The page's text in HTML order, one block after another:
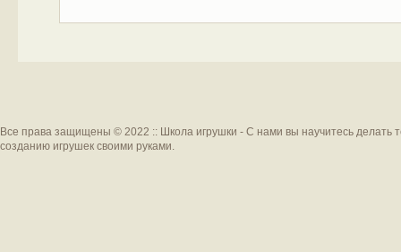
Все права защищены © 2022 :: Школа игрушки - С нами вы научитесь делать
созданию игрушек своими руками.